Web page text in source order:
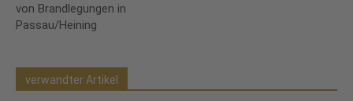
von Brandlegungen in
Passau/Heining
verwandter Artikel